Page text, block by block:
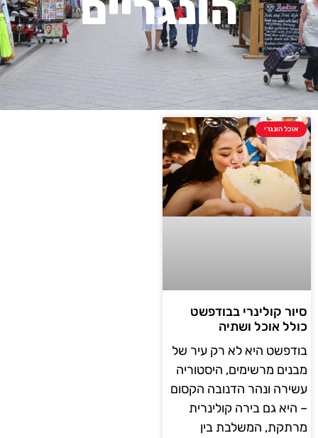
אוכל הונגרי
סיור קולינרי בבודפשט
כולל אוכל ושתיה
בודפשט היא לא רק עיר של
מבנים מרשימים, היסטוריה
עשירה ונהר הדנובה הקסום
– היא גם בירה קולינרית
מרתקת, המשלבת בין